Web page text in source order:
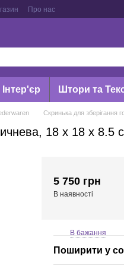
Про нас
Інтер'єр Штори та
Скринька для зберігання
18 x 18 x 8.5
5 750 грн
В наявності
В бажання
Поширити у